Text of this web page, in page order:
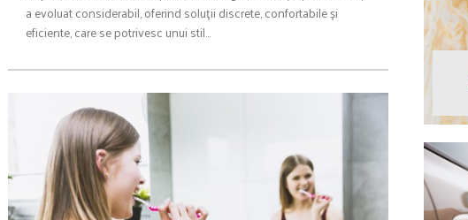
a evoluat considerabil, oferind soluții discrete, confortabile și
eficiente, care se potrivesc unui stil…